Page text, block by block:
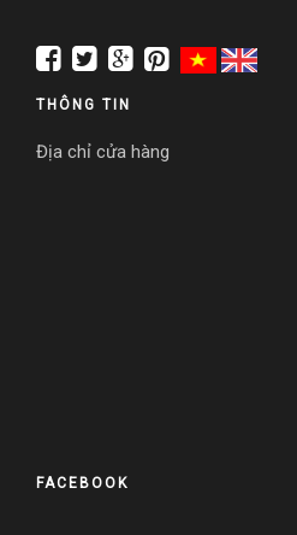
Chính sách khách sạn
LIÊN HỆ
THÔNG TIN
Địa chỉ cửa hàng
FACEBOOK